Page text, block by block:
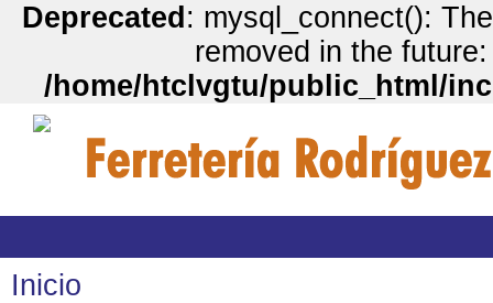
Deprecated : mysql_connect():
removed in the
/home/htclvgtu/public_html/
Inicio